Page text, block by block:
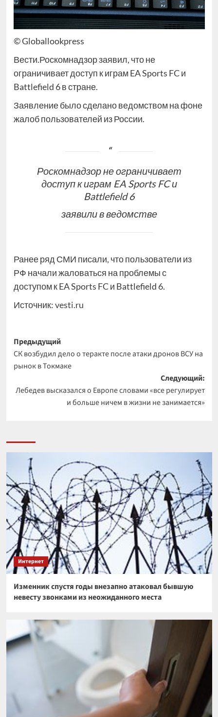
© Globallookpress
Вести.Роскомнадзор заявил, что не
ограничивает доступ к играм EA Sports FC и
Battlefield 6 в стране.
Заявление было сделано ведомством на фоне
жалоб пользователей из России.
Роскомнадзор не ограничивает
доступ к играм EA Sports FC и
Battlefield 6
заявили в ведомстве
Ранее ряд СМИ писали, что пользователи из
РФ начали жаловаться на проблемы с
доступом к EA Sports FC и Battlefield 6.
Источник:vesti.ru
Навигация
записи
Предыдущий
СК возбудил дело о теракте после атаки дронов ВСУ на
рынок в Токмаке
Следующий:
Лебедев высказался о Европе словами «все регулирует
и больше ничем в жизни не занимается»
Интернет
Изменник спустя годы внезапно атаковал бывшую
невесту звонками из неожиданного места